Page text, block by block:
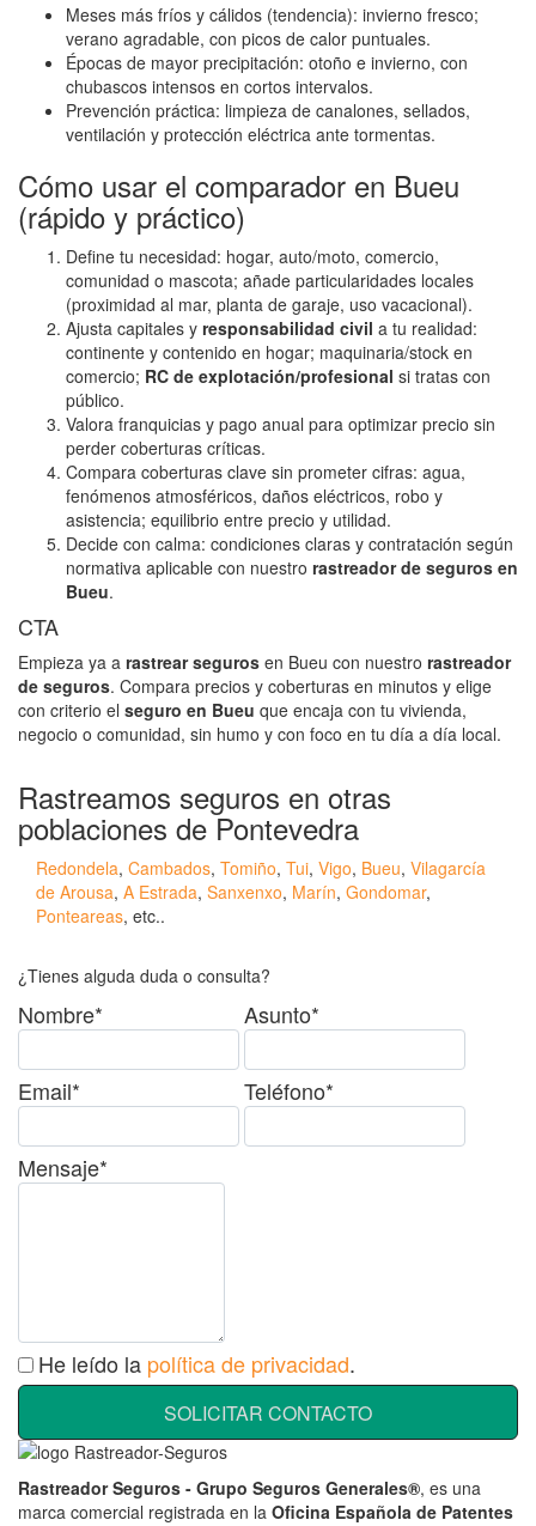
Meses más fríos y cálidos (tendencia): invierno fresco;
verano agradable, con picos de calor puntuales.
Épocas de mayor precipitación: otoño e invierno, con
chubascos intensos en cortos intervalos.
Prevención práctica: limpieza de canalones, sellados,
ventilación y protección eléctrica ante tormentas.
Cómo usar el comparador en Bueu
(rápido y práctico)
Define tu necesidad: hogar, auto/moto, comercio,
comunidad o mascota; añade particularidades locales
(proximidad al mar, planta de garaje, uso vacacional).
Ajusta capitales y responsabilidad civil a tu realidad:
continente y contenido en hogar; maquinaria/stock en
comercio; RC de explotación/profesional si tratas con
público.
Valora franquicias y pago anual para optimizar precio sin
perder coberturas críticas.
Compara coberturas clave sin prometer cifras: agua,
fenómenos atmosféricos, daños eléctricos, robo y
asistencia; equilibrio entre precio y utilidad.
Decide con calma: condiciones claras y contratación según
normativa aplicable con nuestro rastreador de seguros en
Bueu.
CTA
Empieza ya a rastrear seguros en Bueu con nuestro rastreador
de seguros. Compara precios y coberturas en minutos y elige
con criterio el seguro en Bueu que encaja con tu vivienda,
negocio o comunidad, sin humo y con foco en tu día a día local.
Rastreamos seguros en otras
poblaciones de Pontevedra
Redondela, Cambados, Tomiño, Tui, Vigo, Bueu, Vilagarcía
de Arousa, A Estrada, Sanxenxo, Marín, Gondomar,
Ponteareas, etc..
¿Tienes alguda duda o consulta?
Nombre* Asunto*
Email* Teléfono*
Mensaje*
He leído la política de privacidad.
SOLICITAR CONTACTO
Rastreador Seguros - Grupo Seguros Generales®, es una
marca comercial registrada en la Oficina Española de Patentes